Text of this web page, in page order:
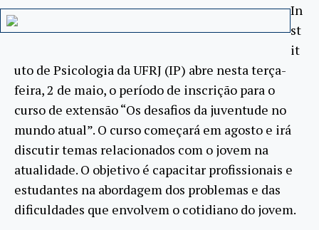
In
st
it
uto de Psicologia da UFRJ (IP) abre nesta terça-
feira, 2 de maio, o período de inscrição para o
curso de extensão “Os desafios da juventude no
mundo atual”. O curso começará em agosto e irá
discutir temas relacionados com o jovem na
atualidade. O objetivo é capacitar profissionais e
estudantes na abordagem dos problemas e das
dificuldades que envolvem o cotidiano do jovem.